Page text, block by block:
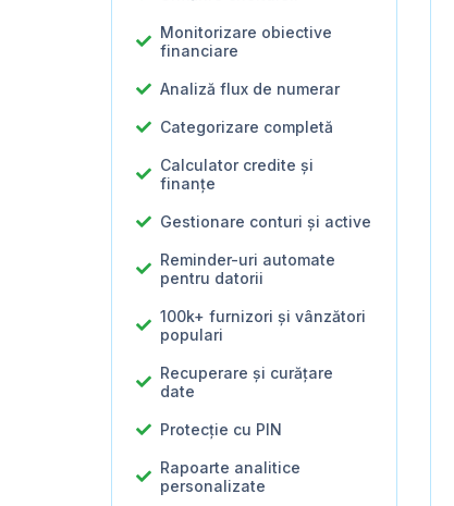
Monitorizare obiective
financiare
Analiză flux de numerar
Categorizare completă
Calculator credite și
finanțe
Gestionare conturi și active
Reminder-uri automate
pentru datorii
100k+ furnizori și vânzători
populari
Recuperare și curățare
date
Protecție cu PIN
Rapoarte analitice
personalizate